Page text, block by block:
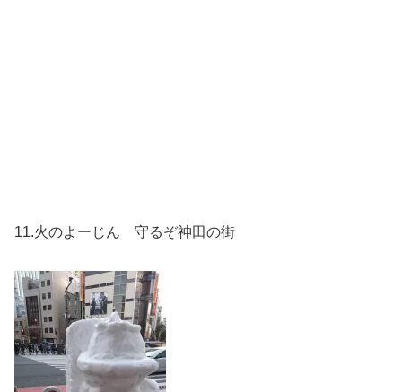
11.火のよーじん 守るぞ神田の街